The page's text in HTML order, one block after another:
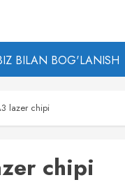
BILAN BOG'LANISH
lazer chipi
chipi